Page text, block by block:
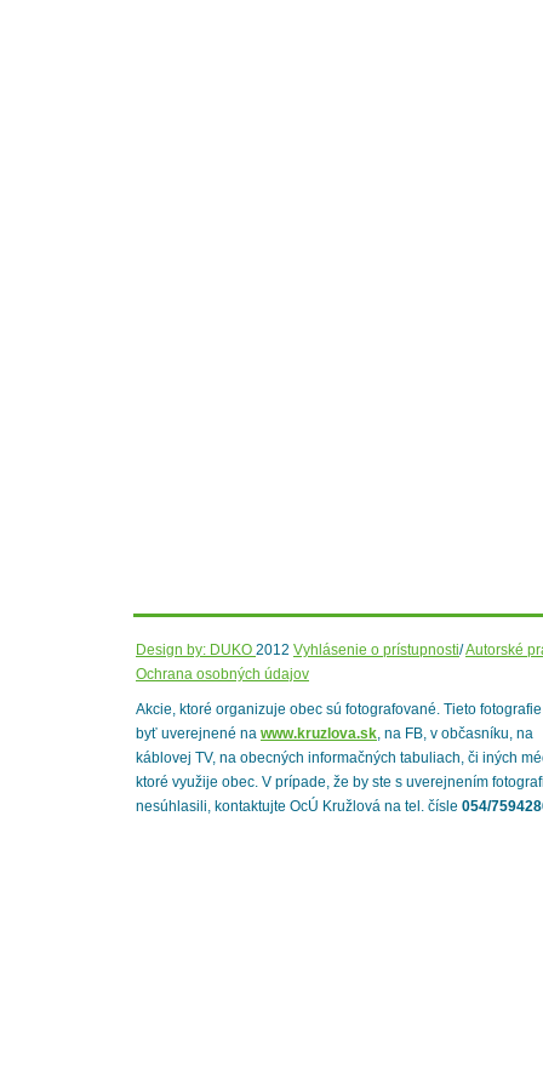
Design by: DUKO 2012 Vyhlásenie o prístupnosti/Autorské
Ochrana osobných údajov
Akcie, ktoré organizuje obec sú fotografované. Tieto
byť uverejnené na www.kruzlova.sk, na FB, v občasníku, na
káblovej TV, na obecných informačných tabuliach, či iných
ktoré využije obec. V prípade, že by ste s uverejnením
nesúhlasili, kontaktujte OcÚ Kružlová na tel. čísle 054/